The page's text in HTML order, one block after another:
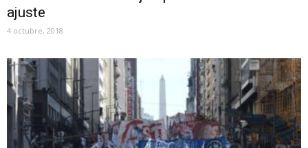
ajuste
4 octubre, 2018